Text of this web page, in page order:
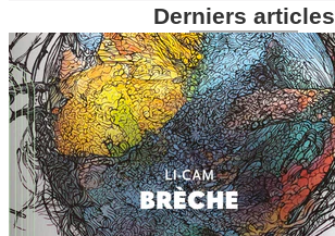
Derniers articles